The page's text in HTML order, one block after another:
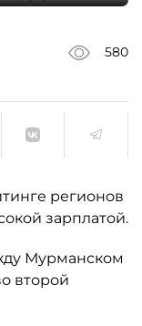
580
регионов
зарплатой.
Мурманском
второй